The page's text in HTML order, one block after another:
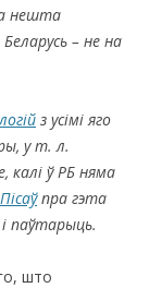
нешта
– не на
з усімі яго
у т. л.
калі ў РБ няма
Пісаўпра гэта
паўтарыць.
што